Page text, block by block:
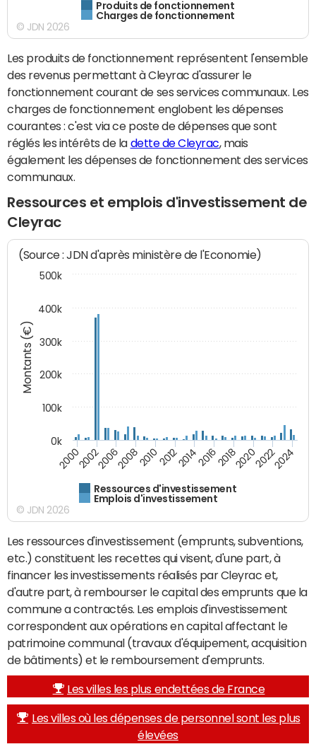
Produits de fonctionnement
Charges de fonctionnement
© JDN 2026
Les produits de fonctionnement représentent l'ensemble
des revenus permettant à Cleyrac d'assurer le
fonctionnement courant de ses services communaux. Les
charges de fonctionnement englobent les dépenses
courantes : c'est via ce poste de dépenses que sont
réglés les intérêts de la dette de Cleyrac, mais
également les dépenses de fonctionnement des services
communaux.
Ressources et emplois d'investissement de
Cleyrac
Montants (€)
(Source : JDN d'après ministère de l'Economie)
Ressources d'investissement
Emplois d'investissement
200020022006200820102012201420162018202020222024
0k
100k
200k
300k
400k
500k
© JDN 2026
Les ressources d'investissement (emprunts, subventions,
etc.) constituent les recettes qui visent, d'une part, à
financer les investissements réalisés par Cleyrac et,
d'autre part, à rembourser le capital des emprunts que la
commune a contractés. Les emplois d'investissement
correspondent aux opérations en capital affectant le
patrimoine communal (travaux d'équipement, acquisition
de bâtiments) et le remboursement d'emprunts.
Les villes les plus endettées de France
Les villes où les dépenses de personnel sont les plus
élevées